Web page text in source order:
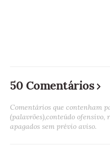
50 Comentários
Comentários que contenham
(palavrões),conteúdo ofensivo,
apagados sem prévio aviso.